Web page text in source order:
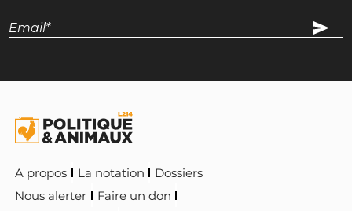
A propos La notation
Dossiers
Nous alerter
Faire un don